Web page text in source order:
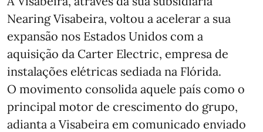
Nearing Visabeira, voltou a acelerar a sua
expansão nos Estados Unidos com a
aquisição da Carter Electric, empresa de
instalações elétricas sediada na Flórida.
O movimento consolida aquele país como o
principal motor de crescimento do grupo,
adianta a Visabeira em comunicado enviado